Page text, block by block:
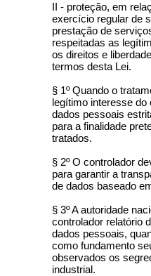
II - proteção, em
exercício regular de
prestação de
respeitadas as
os direitos e
termos desta Lei.
§ 1º Quando o
legítimo interesse do
dados pessoais
para a finalidade
tratados.
§ 2º O controlador
para garantir a
de dados baseado
§ 3º A autoridade
controlador relatório
dados pessoais,
como fundamento
observados os
industrial.